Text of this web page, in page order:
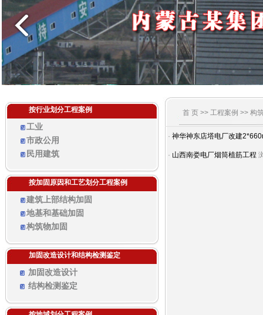
按行业划分工程案例
工业
市政公用
民用建筑
按加固原因和工艺划分工程案例
建筑上部结构加固
地基和基础加固
构筑物加固
加固改造设计和结构检测鉴定
加固改造设计
结构检测鉴定
首 页 >> 工程案例 >> 构
· 神华神东店塔电厂改建
· 山西南娄电厂烟筒植筋工程